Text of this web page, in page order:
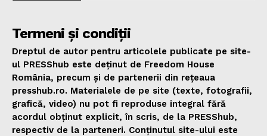
Termeni și condiții
Dreptul de autor pentru articolele publicate pe site-
ul PRESShub este deținut de Freedom House
România, precum și de partenerii din rețeaua
presshub.ro. Materialele de pe site (texte, fotografii,
grafică, video) nu pot fi reproduse integral fără
acordul obținut explicit, în scris, de la PRESShub,
respectiv de la parteneri. Conținutul site-ului este